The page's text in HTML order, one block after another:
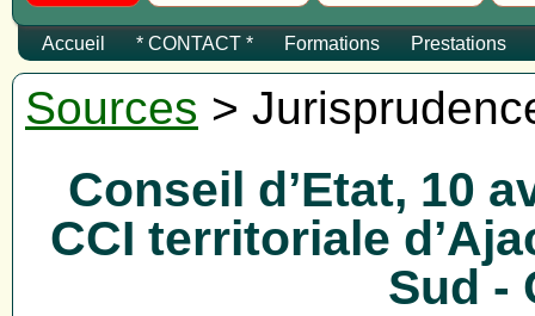
Accueil * CONTACT * Formations Prestations
Sources >
Conseil d’Etat, 10
CCI territoriale
Sud -